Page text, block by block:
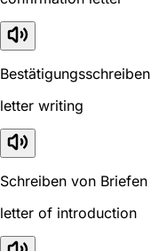
Bestätigungsschreiben
letter writing
Schreiben von Briefen
letter of introduction